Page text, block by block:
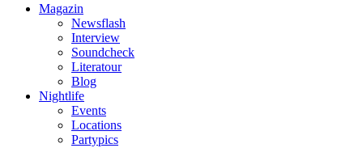
Magazin
Newsflash
Interview
Soundcheck
Literatour
Blog
Nightlife
Events
Locations
Partypics